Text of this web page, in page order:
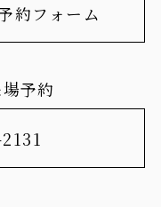
約フォーム
予約